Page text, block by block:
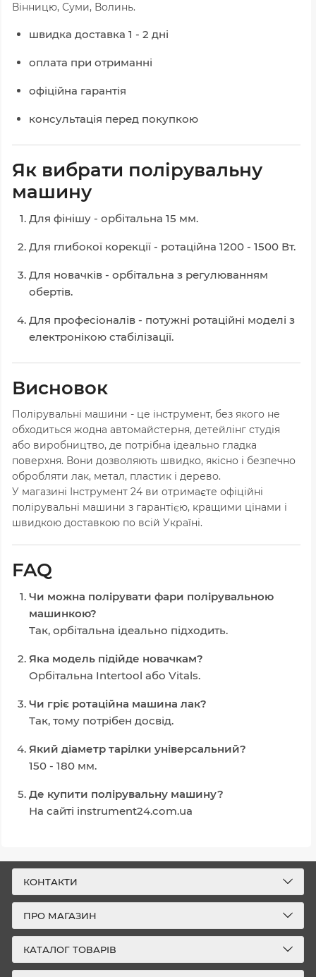
Вінницю, Суми, Волинь.
швидка доставка 1 - 2 дні
оплата при отриманні
офіційна гарантія
консультація перед покупкою
Як вибрати полірувальну
машину
Для фінішу - орбітальна 15 мм.
Для глибокої корекції - ротаційна 1200 - 1500 Вт.
Для новачків - орбітальна з регулюванням
обертів.
Для професіоналів - потужні ротаційні моделі з
електронікою стабілізації.
Висновок
Полірувальні машини - це інструмент, без якого не
обходиться жодна автомайстерня, детейлінг студія
або виробництво, де потрібна ідеально гладка
поверхня. Вони дозволяють швидко, якісно і безпечно
обробляти лак, метал, пластик і дерево.
У магазині Інструмент 24 ви отримаєте офіційні
полірувальні машини з гарантією, кращими цінами і
швидкою доставкою по всій Україні.
FAQ
Чи можна полірувати фари полірувальною
машинкою?
Так, орбітальна ідеально підходить.
Яка модель підійде новачкам?
Орбітальна Intertool або Vitals.
Чи гріє ротаційна машина лак?
Так, тому потрібен досвід.
Який діаметр тарілки універсальний?
150 - 180 мм.
Де купити полірувальну машину?
На сайті instrument24.com.ua
КОНТАКТИ
ПРО МАГАЗИН
КАТАЛОГ ТОВАРІВ